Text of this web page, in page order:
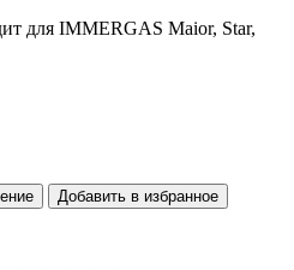
для IMMERGAS Maior, Star,
Добавить в избранное